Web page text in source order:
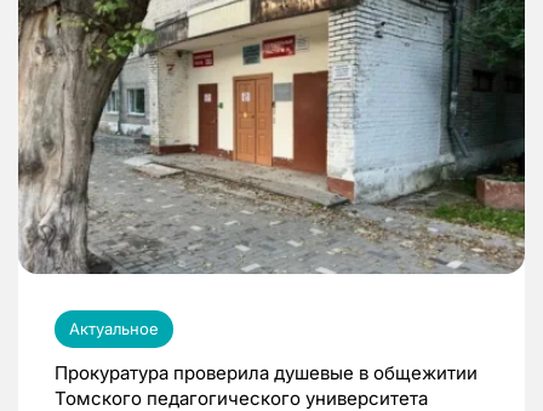
Актуальное
Прокуратура проверила душевые в общежитии
Томского педагогического университета